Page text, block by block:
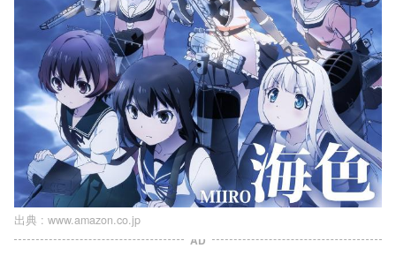
出典 : www.amazon.co.jp
AD